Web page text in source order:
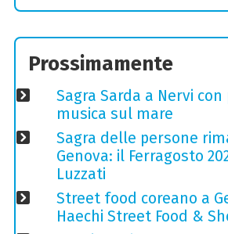
Prossimamente
Sagra Sarda a Nervi
musica sul mare
Sagra delle persone
Genova: il Ferragosto
Luzzati
Street food coreano a
Haechi Street Food &